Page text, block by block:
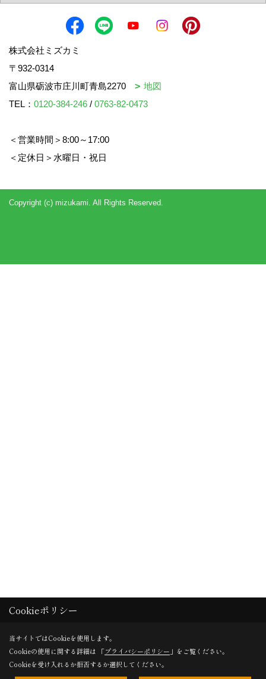
株式会社ミズカミ
〒932-0314
富山県砺波市庄川町青島2270
地図
TEL： 0120-384-246 / 0763-82-0473
＜営業時間＞8:00～17:00
＜定休日＞水曜日・祝日
Copyright (c) mizukami. All Rights Reserved.
Cookieポリシー
当サイトではCookieを使用します。
Cookieの使用に関する詳細は 「プライバシーポリシー 」をご覧ください。
Cookieを受け入れるか拒否するか選択してください。